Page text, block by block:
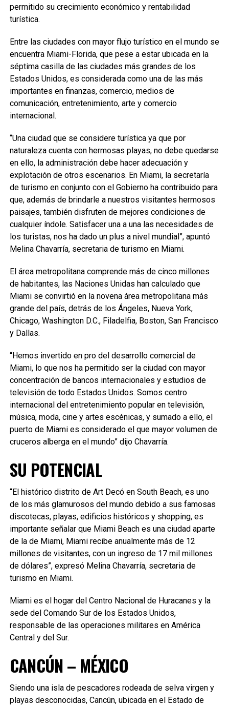
permitido su crecimiento económico y rentabilidad
turística.
Entre las ciudades con mayor flujo turístico en el mundo se
encuentra Miami-Florida, que pese a estar ubicada en la
séptima casilla de las ciudades más grandes de los
Estados Unidos, es considerada como una de las más
importantes en finanzas, comercio, medios de
comunicación, entretenimiento, arte y comercio
internacional.
“Una ciudad que se considere turística ya que por
naturaleza cuenta con hermosas playas, no debe quedarse
en ello, la administración debe hacer adecuación y
explotación de otros escenarios. En Miami, la secretaría
de turismo en conjunto con el Gobierno ha contribuido para
que, además de brindarle a nuestros visitantes hermosos
paisajes, también disfruten de mejores condiciones de
cualquier índole. Satisfacer una a una las necesidades de
los turistas, nos ha dado un plus a nivel mundial”, apuntó
Melina Chavarría, secretaria de turismo en Miami.
El área metropolitana comprende más de cinco millones
de habitantes, las Naciones Unidas han calculado que
Miami se convirtió en la novena área metropolitana más
grande del país, detrás de los Ángeles, Nueva York,
Chicago, Washington D.C., Filadelfia, Boston, San Francisco
y Dallas.
“Hemos invertido en pro del desarrollo comercial de
Miami, lo que nos ha permitido ser la ciudad con mayor
concentración de bancos internacionales y estudios de
televisión de todo Estados Unidos. Somos centro
internacional del entretenimiento popular en televisión,
música, moda, cine y artes escénicas, y sumado a ello, el
puerto de Miami es considerado el que mayor volumen de
cruceros alberga en el mundo” dijo Chavarría.
SU POTENCIAL
“El histórico distrito de Art Decó en South Beach, es uno
de los más glamurosos del mundo debido a sus famosas
discotecas, playas, edificios históricos y shopping, es
importante señalar que Miami Beach es una ciudad aparte
de la de Miami, Miami recibe anualmente más de 12
millones de visitantes, con un ingreso de 17 mil millones
de dólares”, expresó Melina Chavarría, secretaria de
turismo en Miami.
Miami es el hogar del Centro Nacional de Huracanes y la
sede del Comando Sur de los Estados Unidos,
responsable de las operaciones militares en América
Central y del Sur.
CANCÚN – MÉXICO
Siendo una isla de pescadores rodeada de selva virgen y
playas desconocidas, Cancún, ubicada en el Estado de